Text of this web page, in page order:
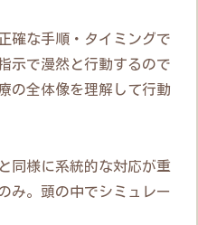
確な手順・タイミングで
示で漫然と行動するので
の全体像を理解して行動
同様に系統的な対応が重
み。頭の中でシミュレー